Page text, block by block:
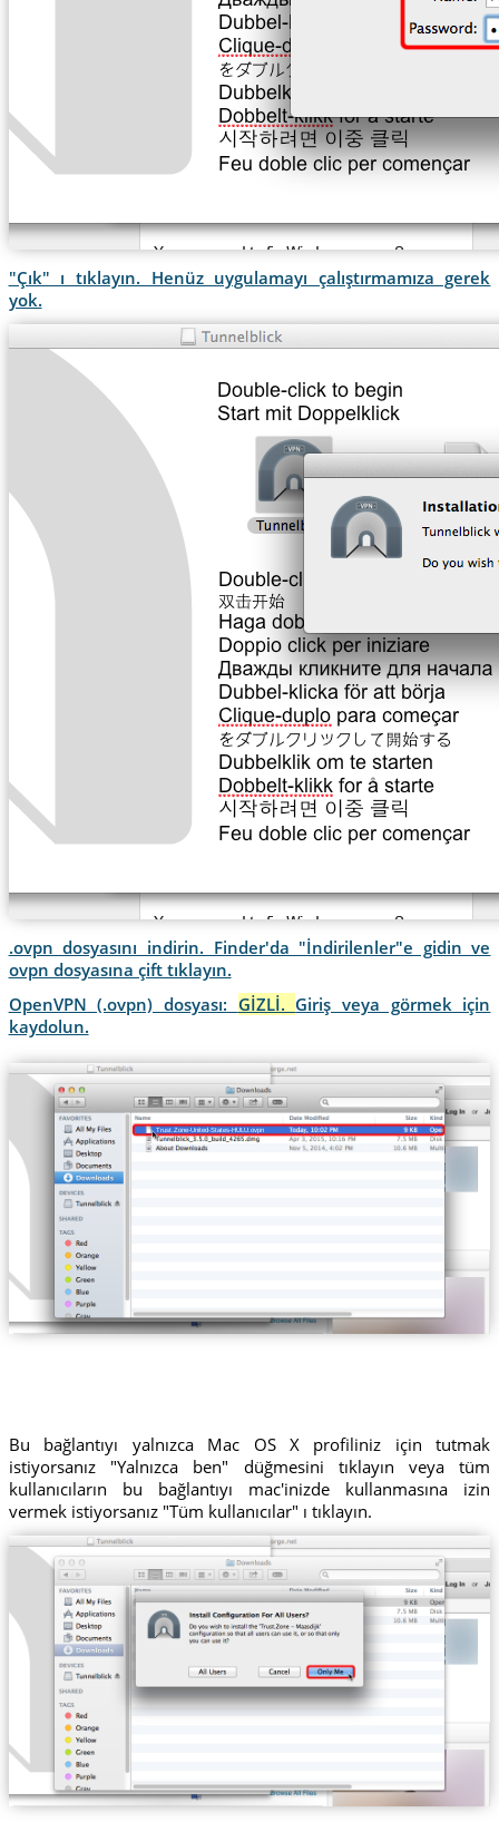
"Çık" ı tıklayın. Henüz uygulamayı çalıştırmamıza gerek
yok.
.ovpn dosyasını indirin. Finder'da "İndirilenler"e gidin ve
ovpn dosyasına çift tıklayın.
OpenVPN (.ovpn) dosyası: GİZLİ. Giriş veya görmek için
kaydolun.
Trust.Zone-United-States-HULU.ovpn
Bu bağlantıyı yalnızca Mac OS X profiliniz için tutmak
istiyorsanız "Yalnızca ben" düğmesini tıklayın veya tüm
kullanıcıların bu bağlantıyı mac'inizde kullanmasına izin
vermek istiyorsanız "Tüm kullanıcılar" ı tıklayın.